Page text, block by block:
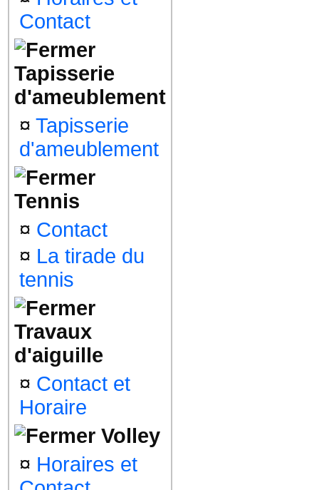
Contact
Tapisserie
d'ameublement
¤ Tapisserie
d'ameublement
Tennis
¤ Contact
¤ La tirade du
tennis
Travaux
d'aiguille
¤ Contact et
Horaire
Volley
¤ Horaires et